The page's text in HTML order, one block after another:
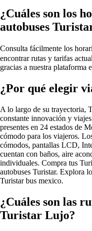
¿Cuáles son los
autobuses
Consulta fácilmente los
encontrar rutas y tarifas
gracias a nuestra plataforma
¿Por qué elegir
A lo largo de su trayectoria,
constante innovación y
presentes en 24 estados de
cómodo para los viajeros.
cómodos, pantallas LCD,
cuentan con baños, aire
individuales. Compra tus
autobuses Turistar. Explora
Turistar bus mexico.
¿Cuáles son las
Turistar Lujo?